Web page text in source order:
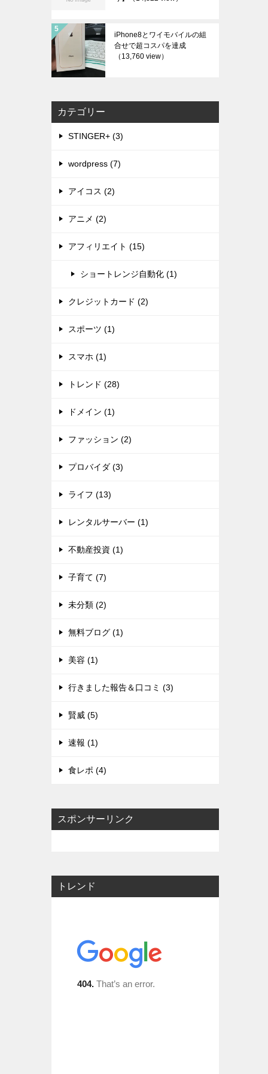
iPhone8とワイモバイルの組
合せで超コスパを達成
（13,760 view）
カテゴリー
STINGER+ (3)
wordpress (7)
アイコス (2)
アニメ (2)
アフィリエイト (15)
ショートレンジ自動化 (1)
クレジットカード (2)
スポーツ (1)
スマホ (1)
トレンド (28)
ドメイン (1)
ファッション (2)
プロバイダ (3)
ライフ (13)
レンタルサーバー (1)
不動産投資 (1)
子育て (7)
未分類 (2)
無料ブログ (1)
美容 (1)
行きました報告＆口コミ (3)
賢威 (5)
速報 (1)
食レポ (4)
スポンサーリンク
トレンド